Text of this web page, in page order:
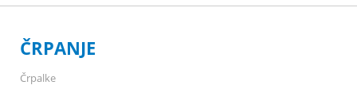
ČRPANJE
Črpalke